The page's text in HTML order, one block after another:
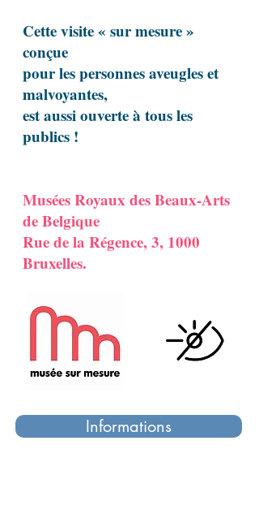
Cette visite « sur mesure »
conçue
pour les personnes aveugles et
malvoyantes,
est aussi ouverte à tous les
publics !
Musées Royaux des Beaux-Arts
de Belgique
Rue de la Régence, 3, 1000
Bruxelles.
Informations